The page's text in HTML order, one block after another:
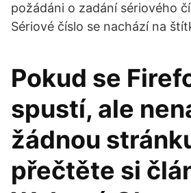
požádáni o zadání sériového
Sériové číslo se nachází na
Pokud se
spustí, ale
žádnou
přečtěte si